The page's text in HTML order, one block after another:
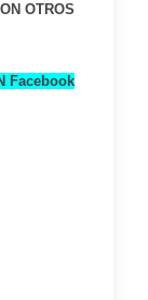
OTROS
Facebook